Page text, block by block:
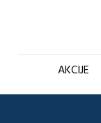
AKCIJE